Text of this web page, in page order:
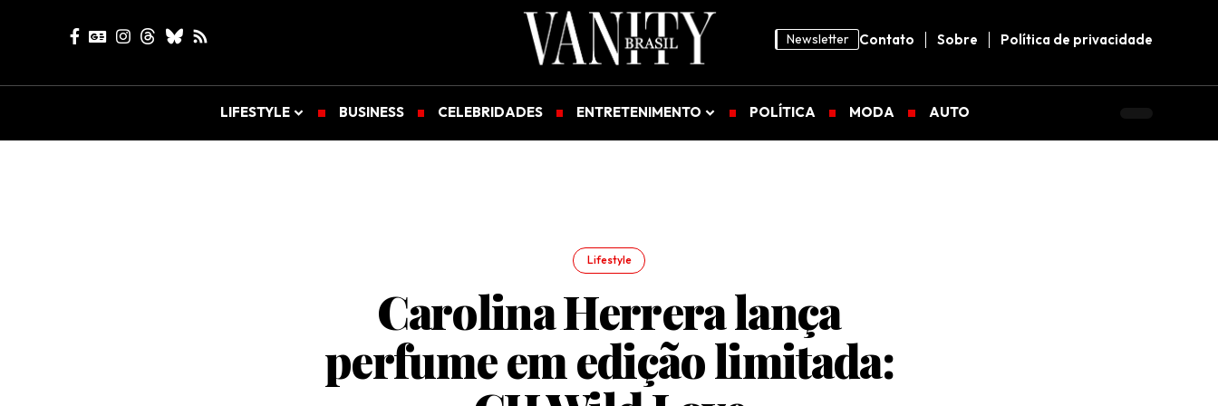
Newsletter Contato Sobre Política de privacidade
LIFESTYLE BUSINESS CELEBRIDADES ENTRETENIMENTO POLÍTICA MODA AUTO
Lifestyle
Carolina Herrera lança
perfume em edição limitada: